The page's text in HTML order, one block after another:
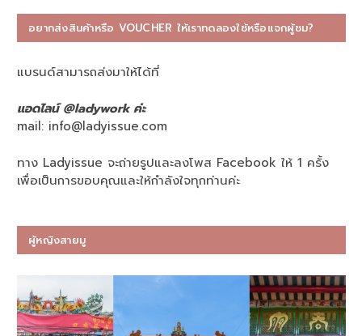
อยากส่งสินค้าหรือ VOUCHER ให้เราทดลองใช้หรือแจกผู้ชม?
แบรนด์สามารถส่งมาให้ได้ที่
แอดไลน์ @ladywork ค่ะ
mail: info@ladyissue.com
ทาง Ladyissue จะถ่ายรูปและลงโพส Facebook ให้ 1 ครั้ง
เพื่อเป็นการขอบคุณและให้กำลังใจทุกท่านค่ะ
ผู้หญิงสายมู